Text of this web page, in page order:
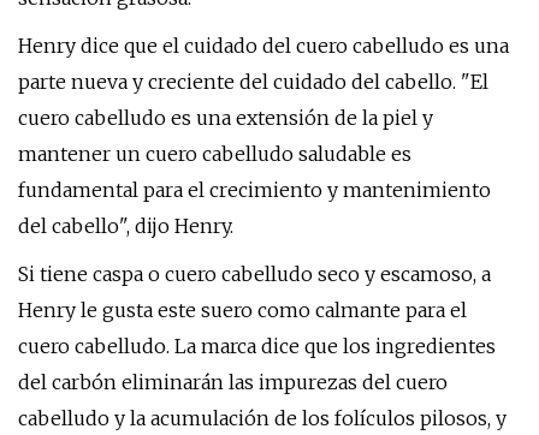
Henry dice que el cuidado del cuero cabelludo es una
parte nueva y creciente del cuidado del cabello. "El
cuero cabelludo es una extensión de la piel y
mantener un cuero cabelludo saludable es
fundamental para el crecimiento y mantenimiento
del cabello", dijo Henry.
Si tiene caspa o cuero cabelludo seco y escamoso, a
Henry le gusta este suero como calmante para el
cuero cabelludo. La marca dice que los ingredientes
del carbón eliminarán las impurezas del cuero
cabelludo y la acumulación de los folículos pilosos, y